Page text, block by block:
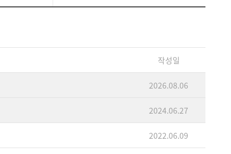
작성일
2026.08.06
2024.06.27
2022.06.09